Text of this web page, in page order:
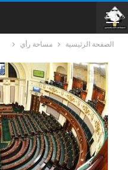
الصفحة الرئيسية مساحة رأي